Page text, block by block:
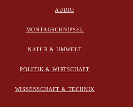
AUDIO
MONTAGSCHNIPSEL
NATUR & UMWELT
POLITIK & WIRTSCHAFT
WISSENSCHAFT & TECHNIK